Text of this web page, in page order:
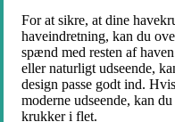
For at sikre, at dine
haveindretning, kan du
spænd med resten af
eller naturligt udseende,
design passe godt ind.
moderne udseende, kan
krukker i flet.